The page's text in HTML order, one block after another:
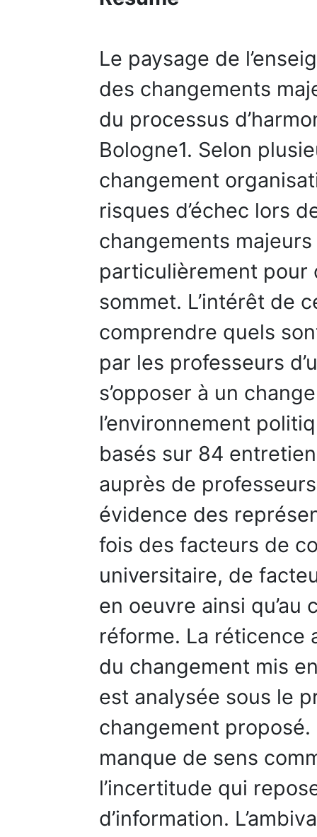
Le paysage de
des changements
du processus
Bologne1. Selon
changement
risques d’échec lors
changements
particulièrement pour
sommet. L’intérêt de
comprendre quels
par les professeurs
s’opposer à un
l’environnement
basés sur 84
auprès de
évidence des
fois des facteurs de
universitaire, de
en oeuvre ainsi
réforme. La réticence
du changement mis
est analysée sous le
changement proposé.
manque de sens
l’incertitude qui
d’information.